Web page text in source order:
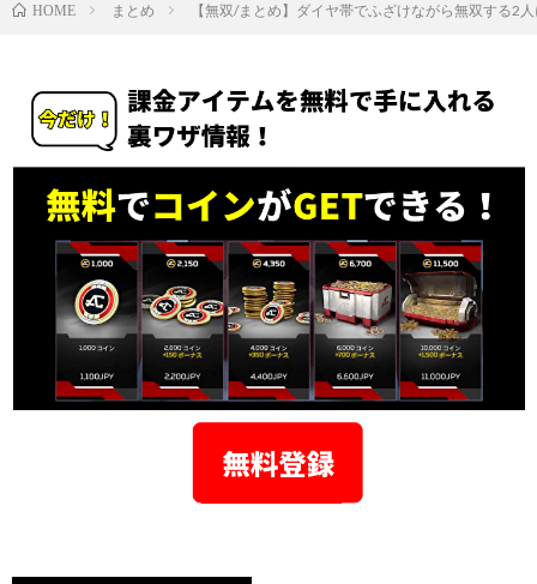
HOME まとめ 【無双/まとめ】ダイヤ帯でふざけながら無双する